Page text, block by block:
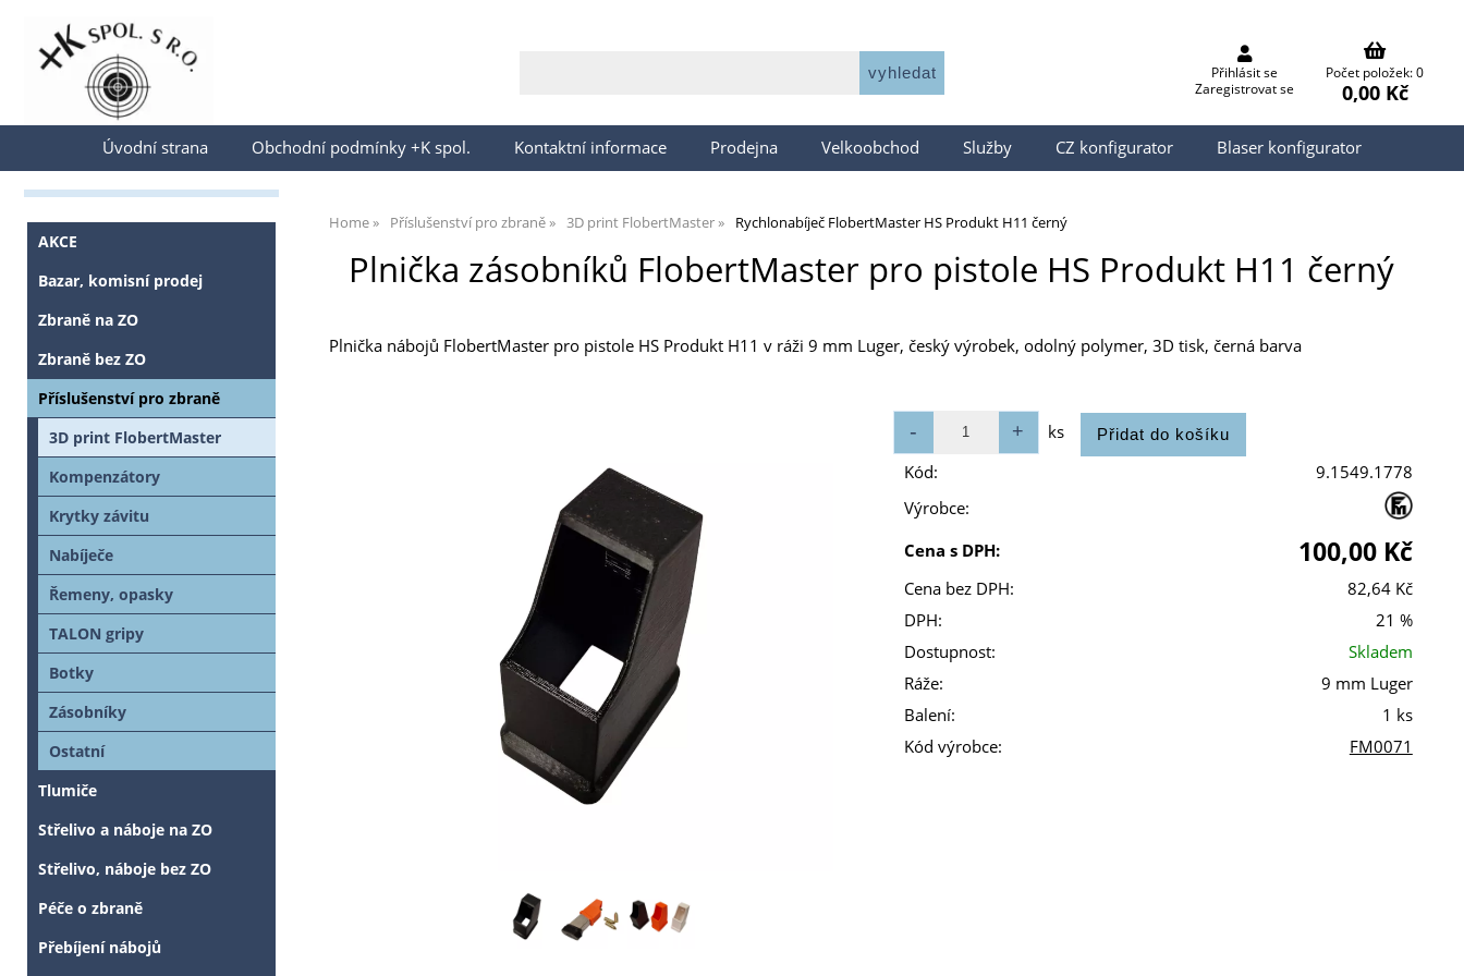
Přihlásit se
Přihlásit se
Zaregistrovat se
Počet položek: 0
0,00 Kč
Úvodní strana Obchodní podmínky +K spol. Kontaktní informace Prodejna Velkoobchod Služby CZ konfigurator Blaser konfigurator
Home Příslušenství pro zbraně 3D print FlobertMaster Rychlonabíječ FlobertMaster HS Produkt H11 černý
Plnička zásobníků FlobertMaster pro pistole HS Produkt H11 černý
Plnička nábojů FlobertMaster pro pistole HS Produkt H11 v ráži 9 mm Luger, český výrobek, odolný polymer, 3D tisk, černá barva
ks
Kód:
9.1549.1778
Výrobce:
Cena s DPH:
100,00 Kč
Cena bez DPH:
82,64 Kč
DPH:
21 %
Dostupnost:
Skladem
Ráže:
9 mm Luger
Balení:
1 ks
Kód výrobce:
FM0071
AKCE
Bazar, komisní prodej
Zbraně na ZO
Zbraně bez ZO
Příslušenství pro zbraně
3D print FlobertMaster
Kompenzátory
Krytky závitu
Nabíječe
Řemeny, opasky
TALON gripy
Botky
Zásobníky
Ostatní
Tlumiče
Střelivo a náboje na ZO
Střelivo, náboje bez ZO
Péče o zbraně
Přebíjení nábojů